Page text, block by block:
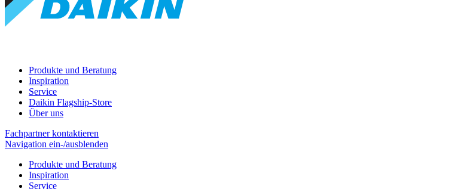
Produkte und Beratung
Inspiration
Service
Daikin Flagship-Store
Über uns
Fachpartner kontaktieren
Navigation ein-/ausblenden
Produkte und Beratung
Inspiration
Service